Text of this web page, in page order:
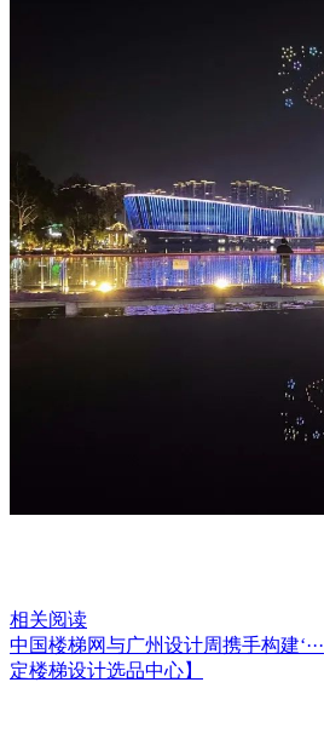
相关阅读
中国楼梯网与广州设计周携手构建‘···
定楼梯设计选品中心】